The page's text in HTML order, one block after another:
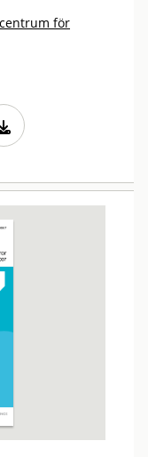
för